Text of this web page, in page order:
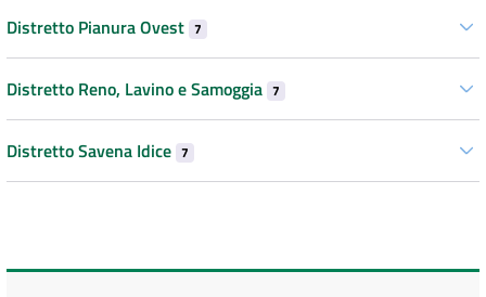
Distretto Pianura Ovest 7
Distretto Reno, Lavino e Samoggia 7
Distretto Savena Idice 7